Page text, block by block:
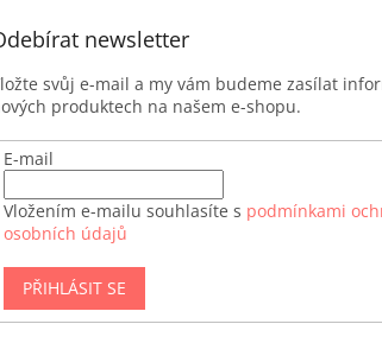
newsletter
svůj e-mail a my vám budeme zasílat
produktech na našem e-shopu.
E-mail
Vložením e-mailu souhlasíte s podmínkami
osobních údajů
PŘIHLÁSIT SE